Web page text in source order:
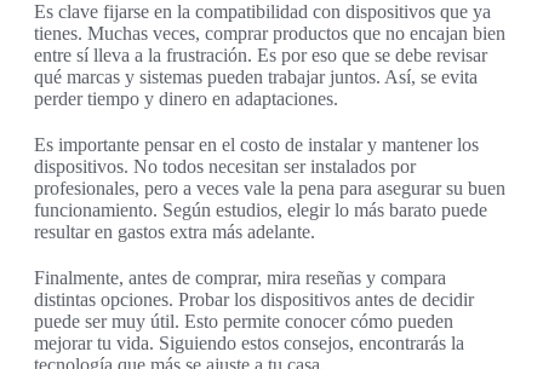
Es clave fijarse en la compatibilidad con dispositivos que ya
tienes. Muchas veces, comprar productos que no encajan bien
entre sí lleva a la frustración. Es por eso que se debe revisar
qué marcas y sistemas pueden trabajar juntos. Así, se evita
perder tiempo y dinero en adaptaciones.
Es importante pensar en el costo de instalar y mantener los
dispositivos. No todos necesitan ser instalados por
profesionales, pero a veces vale la pena para asegurar su buen
funcionamiento. Según estudios, elegir lo más barato puede
resultar en gastos extra más adelante.
Finalmente, antes de comprar, mira reseñas y compara
distintas opciones. Probar los dispositivos antes de decidir
puede ser muy útil. Esto permite conocer cómo pueden
mejorar tu vida. Siguiendo estos consejos, encontrarás la